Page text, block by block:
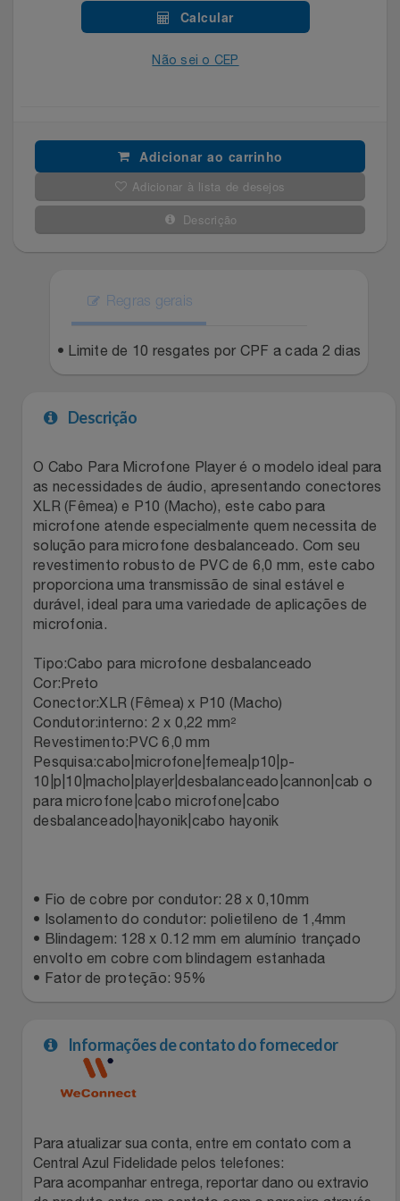
SEU VALE TE ESPERANDO
Celulares E Smartphone
Eletrodomésticos
Informática
Jardim
Jogos E Consoles
Livros
Malas E Mochilas
Mercado
Móveis
Natal
Óculos
Papelaria
Páscoa
Gama Italy
Loccitane Au Bresil
Loccitane En Provence
Magalu
Meu Resgate Favorito
Mondial
Mormaii
Multi
Natura
Oster
Perfumes & Cosméticos
Portal Das Malas
Porto Brasil
Safe – Escola De Aviação
John John
Pet Love Saúde
Ponto Frio
Pontos Por Opiniões
Portal Das Malas
Renner
Sams Club
Topstore
Calcular
Não sei o CEP
Adicionar ao carrinho
Adicionar à lista de desejos
Descrição
Regras gerais
• Limite de 10 resgates por CPF a cada 2 dias
Descrição
O Cabo Para Microfone Player é o modelo ideal para
as necessidades de áudio, apresentando conectores
XLR (Fêmea) e P10 (Macho), este cabo para
microfone atende especialmente quem necessita de
solução para microfone desbalanceado. Com seu
revestimento robusto de PVC de 6,0 mm, este cabo
proporciona uma transmissão de sinal estável e
durável, ideal para uma variedade de aplicações de
microfonia.
Tipo:Cabo para microfone desbalanceado
Cor:Preto
Conector:XLR (Fêmea) x P10 (Macho)
Condutor:interno: 2 x 0,22 mm²
Revestimento:PVC 6,0 mm
Pesquisa:cabo|microfone|femea|p10|p-
10|p|10|macho|player|desbalanceado|cannon|cab o
para microfone|cabo microfone|cabo
desbalanceado|hayonik|cabo hayonik
• Fio de cobre por condutor: 28 x 0,10mm
• Isolamento do condutor: polietileno de 1,4mm
• Blindagem: 128 x 0.12 mm em alumínio trançado
envolto em cobre com blindagem estanhada
• Fator de proteção: 95%
Informações de contato do fornecedor
Para atualizar sua conta, entre em contato com a
Central Azul Fidelidade pelos telefones:
Para acompanhar entrega, reportar dano ou extravio